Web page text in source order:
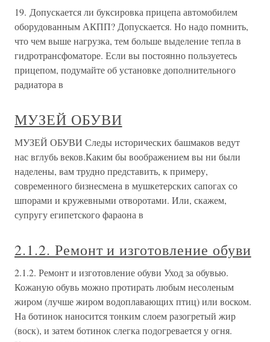
19. Допускается ли буксировка прицепа автомобилем
оборудованным АКПП? Допускается. Но надо помнить,
что чем выше нагрузка, тем больше выделение тепла в
гидротрансфоматоре. Если вы постоянно пользуетесь
прицепом, подумайте об установке дополнительного
радиатора в
МУЗЕЙ ОБУВИ
МУЗЕЙ ОБУВИ Следы исторических башмаков ведут
нас вглубь веков.Каким бы воображением вы ни были
наделены, вам трудно представить, к примеру,
современного бизнесмена в мушкетерских сапогах со
шпорами и кружевными отворотами. Или, скажем,
супругу египетского фараона в
2.1.2. Ремонт и изготовление обуви
2.1.2. Ремонт и изготовление обуви Уход за обувью.
Кожаную обувь можно протирать любым несоленым
жиром (лучше жиром водоплавающих птиц) или воском.
На ботинок наносится тонким слоем разогретый жир
(воск), и затем ботинок слегка подогревается у огня.